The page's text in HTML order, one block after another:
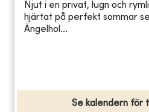
Njut i en privat, lugn och
hjärtat på perfekt sommar
Ängelhol...
Se kalendern för